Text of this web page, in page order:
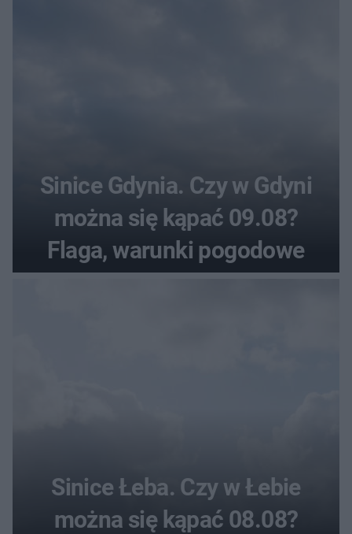
Sinice Gdynia. Czy w Gdyni
można się kąpać 09.08?
Flaga, warunki pogodowe
Sinice Łeba. Czy w Łebie
można się kąpać 08.08?